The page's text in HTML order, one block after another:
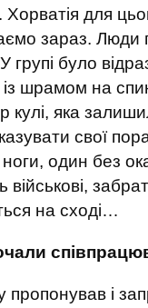
Хорватія для
зараз. Люди
групі було
шрамом на
кулі, яка
свої
один без
військові,
на сході…
пропонував і